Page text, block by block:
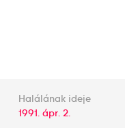
Halálának ideje
1991. ápr. 2.